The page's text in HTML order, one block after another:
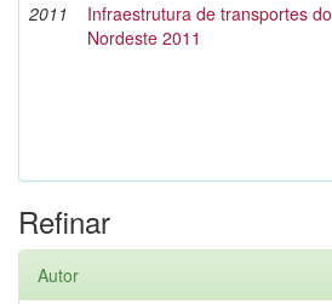
2011
Infraestrutura de transportes do
Nordeste 2011
Refinar
Autor